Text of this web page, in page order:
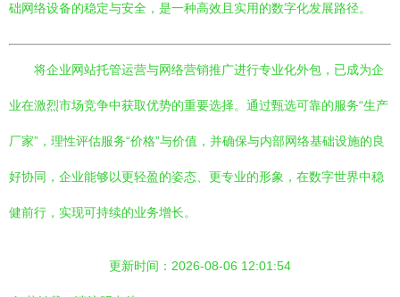
础网络设备的稳定与安全，是一种高效且实用的数字化发展路径。
将企业网站托管运营与网络营销推广进行专业化外包，已成为企
业在激烈市场竞争中获取优势的重要选择。通过甄选可靠的服务“生产
厂家”，理性评估服务“价格”与价值，并确保与内部网络基础设施的良
好协同，企业能够以更轻盈的姿态、更专业的形象，在数字世界中稳
健前行，实现可持续的业务增长。
更新时间：2026-08-06 12:01:54